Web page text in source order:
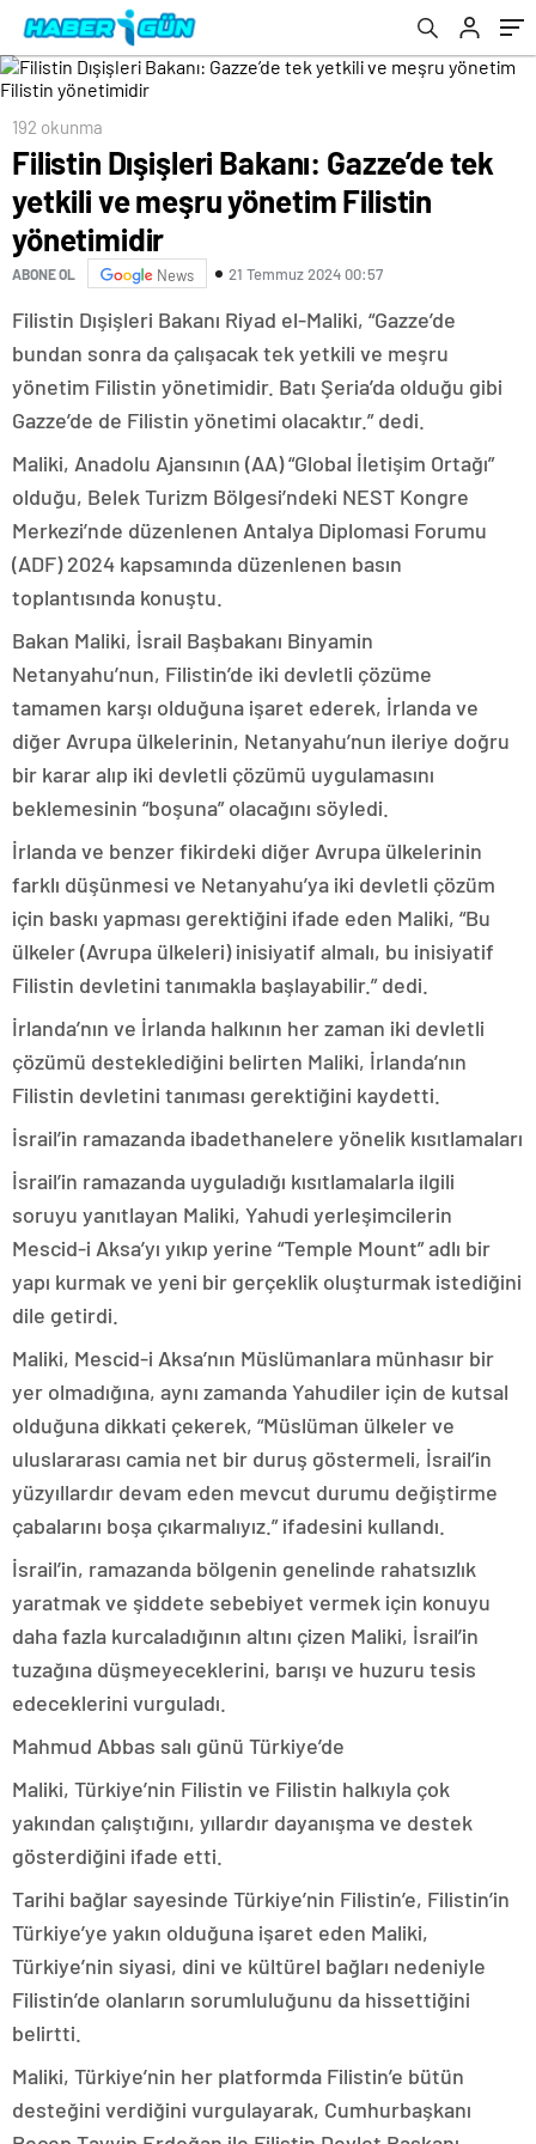
192 okunma
Filistin Dışişleri Bakanı: Gazze’de tek
yetkili ve meşru yönetim Filistin
yönetimidir
ABONE OL News 21 Temmuz 2024 00:57
Filistin Dışişleri Bakanı Riyad el-Maliki, “Gazze’de
bundan sonra da çalışacak tek yetkili ve meşru
yönetim Filistin yönetimidir. Batı Şeria’da olduğu gibi
Gazze’de de Filistin yönetimi olacaktır.” dedi.
Maliki, Anadolu Ajansının (AA) “Global İletişim Ortağı”
olduğu, Belek Turizm Bölgesi’ndeki NEST Kongre
Merkezi’nde düzenlenen Antalya Diplomasi Forumu
(ADF) 2024 kapsamında düzenlenen basın
toplantısında konuştu.
Bakan Maliki, İsrail Başbakanı Binyamin
Netanyahu’nun, Filistin’de iki devletli çözüme
tamamen karşı olduğuna işaret ederek, İrlanda ve
diğer Avrupa ülkelerinin, Netanyahu’nun ileriye doğru
bir karar alıp iki devletli çözümü uygulamasını
beklemesinin “boşuna” olacağını söyledi.
İrlanda ve benzer fikirdeki diğer Avrupa ülkelerinin
farklı düşünmesi ve Netanyahu’ya iki devletli çözüm
için baskı yapması gerektiğini ifade eden Maliki, “Bu
ülkeler (Avrupa ülkeleri) inisiyatif almalı, bu inisiyatif
Filistin devletini tanımakla başlayabilir.” dedi.
İrlanda’nın ve İrlanda halkının her zaman iki devletli
çözümü desteklediğini belirten Maliki, İrlanda’nın
Filistin devletini tanıması gerektiğini kaydetti.
İsrail’in ramazanda ibadethanelere yönelik kısıtlamaları
İsrail’in ramazanda uyguladığı kısıtlamalarla ilgili
soruyu yanıtlayan Maliki, Yahudi yerleşimcilerin
Mescid-i Aksa’yı yıkıp yerine “Temple Mount” adlı bir
yapı kurmak ve yeni bir gerçeklik oluşturmak istediğini
dile getirdi.
Maliki, Mescid-i Aksa’nın Müslümanlara münhasır bir
yer olmadığına, aynı zamanda Yahudiler için de kutsal
olduğuna dikkati çekerek, “Müslüman ülkeler ve
uluslararası camia net bir duruş göstermeli, İsrail’in
yüzyıllardır devam eden mevcut durumu değiştirme
çabalarını boşa çıkarmalıyız.” ifadesini kullandı.
İsrail’in, ramazanda bölgenin genelinde rahatsızlık
yaratmak ve şiddete sebebiyet vermek için konuyu
daha fazla kurcaladığının altını çizen Maliki, İsrail’in
tuzağına düşmeyeceklerini, barışı ve huzuru tesis
edeceklerini vurguladı.
Mahmud Abbas salı günü Türkiye’de
Maliki, Türkiye’nin Filistin ve Filistin halkıyla çok
yakından çalıştığını, yıllardır dayanışma ve destek
gösterdiğini ifade etti.
Tarihi bağlar sayesinde Türkiye’nin Filistin’e, Filistin’in
Türkiye’ye yakın olduğuna işaret eden Maliki,
Türkiye’nin siyasi, dini ve kültürel bağları nedeniyle
Filistin’de olanların sorumluluğunu da hissettiğini
belirtti.
Maliki, Türkiye’nin her platformda Filistin’e bütün
desteğini verdiğini vurgulayarak, Cumhurbaşkanı